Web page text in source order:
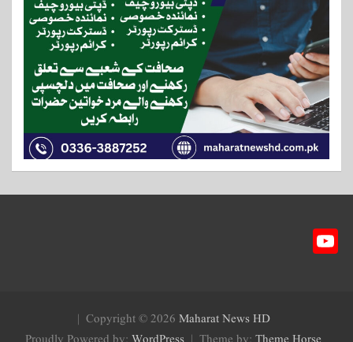
Copyright © 2026 Maharat News HD